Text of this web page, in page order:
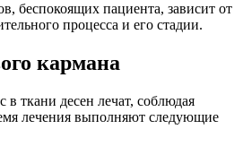
беспокоящих пациента, зависит от
процесса и его стадии.
кармана
ткани десен лечат, соблюдая
лечения выполняют следующие